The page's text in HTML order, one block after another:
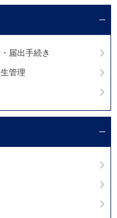
届出手続き
管理